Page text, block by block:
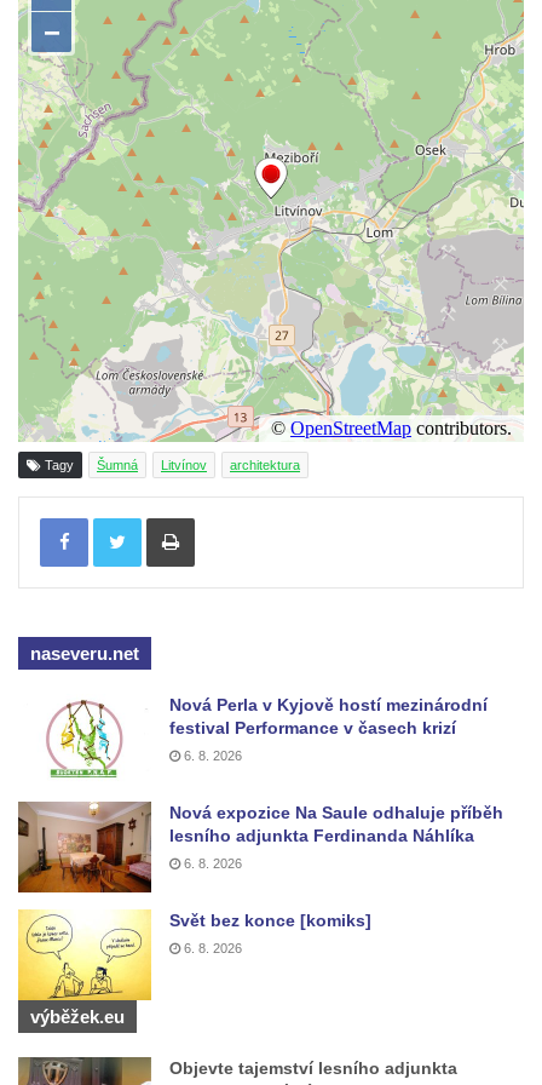
Tagy Šumná Litvínov architektura
Tisknout
naseveru.net
Nová Perla v Kyjově hostí mezinárodní
festival Performance v časech krizí
6. 8. 2026
Nová expozice Na Saule odhaluje příběh
lesního adjunkta Ferdinanda Náhlíka
6. 8. 2026
Svět bez konce [komiks]
6. 8. 2026
výběžek.eu
Objevte tajemství lesního adjunkta